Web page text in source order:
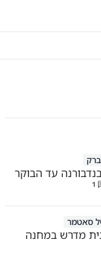
עד הבוקר
1
סאטמר
מדרש במחנה